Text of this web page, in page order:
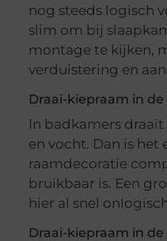
nog steeds logisch
slim om bij
montage te kijken,
verduistering en
Draai-kiepraam in
In badkamers
en vocht. Dan is
raamdecoratie
bruikbaar is. Een
hier al snel
Draai-kiepraam in